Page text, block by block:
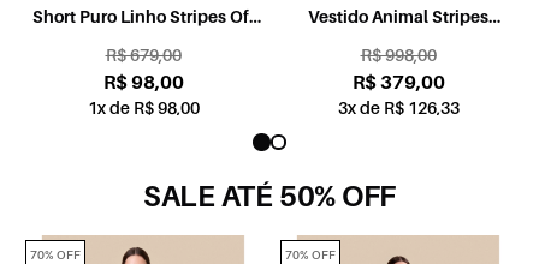
Short Puro Linho Stripes Off
R$ 679,00
R$ 98,00
1x de R$ 98,00
Vestido Animal Stripes
R$ 998,00
R$ 379,00
3x de R$ 126,33
SALE ATÉ 50% OFF
70% OFF 70% OFF